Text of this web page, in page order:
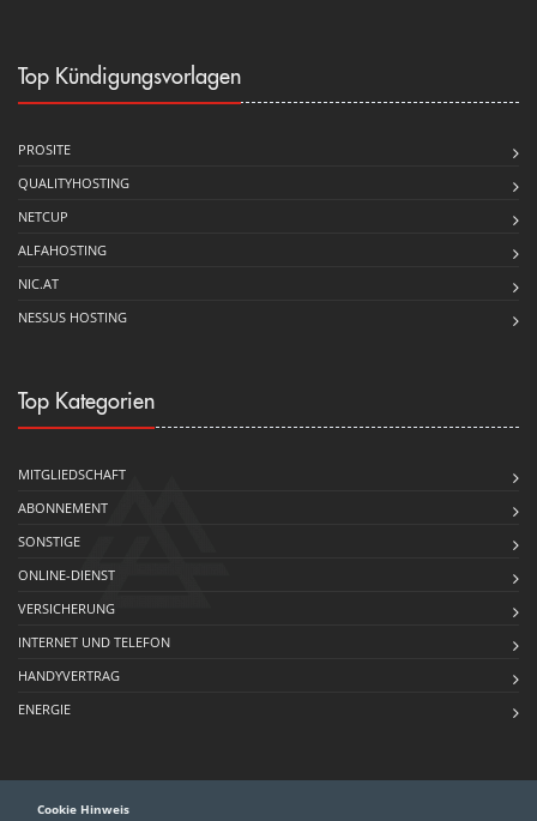
Top Kündigungsvorlagen
PROSITE
QUALITYHOSTING
NETCUP
ALFAHOSTING
NIC.AT
NESSUS HOSTING
Top Kategorien
MITGLIEDSCHAFT
ABONNEMENT
SONSTIGE
ONLINE-DIENST
VERSICHERUNG
INTERNET UND TELEFON
HANDYVERTRAG
ENERGIE
Cookie Hinweis